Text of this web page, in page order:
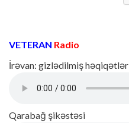
VETERAN Radio
İrəvan: gizlədilmiş həqiqətlər
Qarabağ şikəstəsi